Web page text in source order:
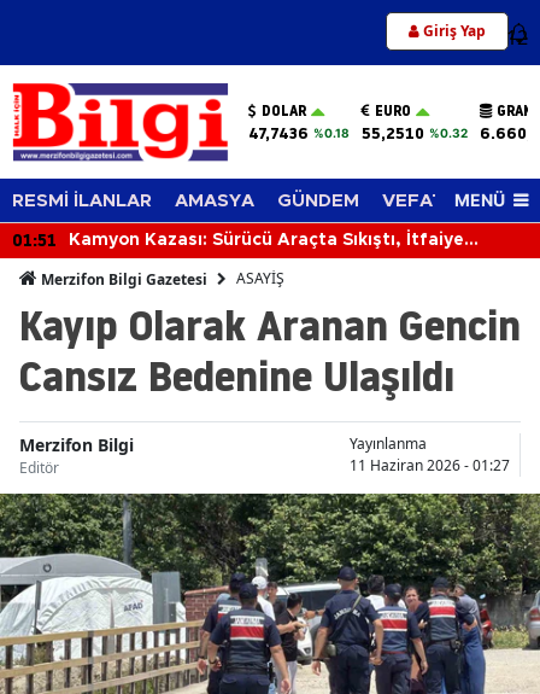
Giriş Yap 12
DOLAR
47,7436 %0.18
EURO
55,2510 %0.32
RESMİ İLANLAR AMASYA GÜNDEM VEFAT EDENLER
MENÜ
01:51
Kamyon Kazası: Sürücü Araçta Sıkıştı, İtfaiye
Merzifon Bilgi Gazetesi ASAYİŞ
Kayıp Olarak Aranan Gencin
Cansız Bedenine Ulaşıldı
Merzifon Bilgi
Editör
Yayınlanma
11 Haziran 2026 - 01:27